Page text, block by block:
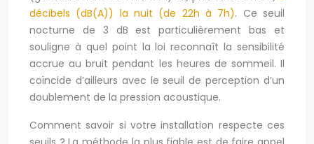
décibels (dB(A)) la nuit (de 22h à 7h). Ce seuil
nocturne de 3 dB est particulièrement bas et
souligne à quel point la loi reconnaît la sensibilité
accrue au bruit pendant les heures de sommeil. Il
coïncide d’ailleurs avec le seuil de perception d’un
doublement de la pression acoustique.
Comment savoir si votre installation respecte ces